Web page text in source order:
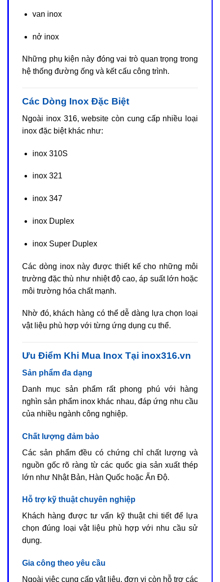
van inox
nở inox
Những phụ kiện này đóng vai trò quan trọng trong
hệ thống đường ống và kết cấu công trình.
Các Dòng Inox Đặc Biệt
Ngoài inox 316, website còn cung cấp nhiều loại
inox đặc biệt khác như:
inox 310S
inox 321
inox 347
inox Duplex
inox Super Duplex
Các dòng inox này được thiết kế cho những môi
trường đặc thù như nhiệt độ cao, áp suất lớn hoặc
môi trường hóa chất mạnh.
Nhờ đó, khách hàng có thể dễ dàng lựa chọn loại
vật liệu phù hợp với từng ứng dụng cụ thể.
Ưu Điểm Khi Mua Inox Tại inox316.vn
Sản phẩm đa dạng
Danh mục sản phẩm rất phong phú với hàng
nghìn sản phẩm inox khác nhau, đáp ứng nhu cầu
của nhiều ngành công nghiệp.
Chất lượng đảm bảo
Các sản phẩm đều có chứng chỉ chất lượng và
nguồn gốc rõ ràng từ các quốc gia sản xuất thép
lớn như Nhật Bản, Hàn Quốc hoặc Ấn Độ.
Hỗ trợ kỹ thuật chuyên nghiệp
Khách hàng được tư vấn kỹ thuật chi tiết để lựa
chọn đúng loại vật liệu phù hợp với nhu cầu sử
dụng.
Gia công theo yêu cầu
Ngoài việc cung cấp vật liệu, đơn vị còn hỗ trợ các